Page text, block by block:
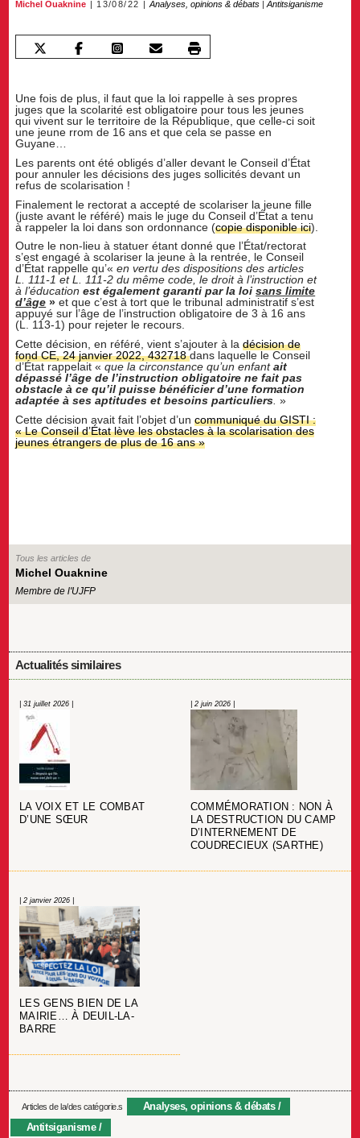
Michel Ouaknine 13/08/22 Analyses, opinions & débats |Antitsiganisme
Une fois de plus, il faut que la loi rappelle à ses propres
juges que la scolarité est obligatoire pour tous les jeunes
qui vivent sur le territoire de la République, que celle-ci soit
une jeune rrom de 16 ans et que cela se passe en
Guyane…
Les parents ont été obligés d’aller devant le Conseil d’État
pour annuler les décisions des juges sollicités devant un
refus de scolarisation !
Finalement le rectorat a accepté de scolariser la jeune fille
(juste avant le référé) mais le juge du Conseil d’État a tenu
à rappeler la loi dans son ordonnance (copie disponible ici).
Outre le non-lieu à statuer étant donné que l’État/rectorat
s’est engagé à scolariser la jeune à la rentrée, le Conseil
d’État rappelle qu’«en vertu des dispositions des articles
L. 111‑1 et L. 111‑2 du même code, le droit à l’instruction et
à l’éducationest également garanti par la loisans limite
d’âge » et que c’est à tort que le tribunal administratif s’est
appuyé sur l’âge de l’instruction obligatoire de 3 à 16 ans
(L. 113‑1) pour rejeter le recours.
Cette décision, en référé, vient s’ajouter à ladécision de
fond CE, 24 janvier 2022, 432718dans laquelle le Conseil
d’État rappelait «que la circonstance qu’un enfantait
dépassé l’âge de l’instruction obligatoire ne fait pas
obstacle à ce qu’il puisse bénéficier d’une formation
adaptée à ses aptitudes et besoins particuliers. »
Cette décision avait fait l’objet d’uncommuniqué du GISTI :
« Le Conseil d’État lève les obstacles à la scolarisation des
jeunes étrangers de plus de 16 ans »
Tous les articles de
Michel Ouaknine
Membre de l'UJFP
Actualités similaires
| 31 juillet 2026 |
LA VOIX ET LE COMBAT
D’UNE SŒUR
| 2 juin 2026 |
COMMÉMORATION : NON À
LA DESTRUCTION DU CAMP
D’INTERNEMENT DE
COUDRECIEUX (SARTHE)
| 2 janvier 2026 |
LES GENS BIEN DE LA
MAIRIE… À DEUIL-LA-
BARRE
Articles de la/des catégorie.s
Analyses, opinions & débats
Antitsiganisme